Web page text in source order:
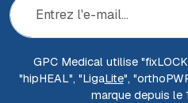
GPC Medical utilise "fixLOCK
"hipHEAL", "LigaLite", "ortho
marque depuis le